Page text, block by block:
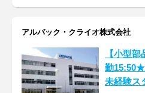
アルバック・クライオ株式会社
【小型
勤15:50★
未経験ス